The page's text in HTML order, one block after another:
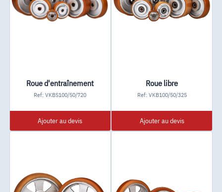
Roue d'entraînement
Ref: VKBS100/50/720
Ajouter au devis
Roue libre
Ref: VKB100/50/325
Ajouter au devis